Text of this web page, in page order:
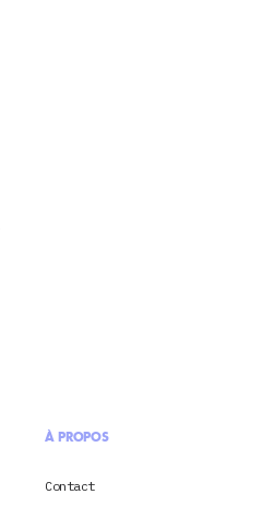
À PROPOS
Contact